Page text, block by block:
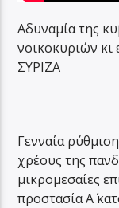
Αδυναμία της
νοικοκυριών κι
ΣΥΡΙΖΑ
Γενναία
χρέους της
μικρομεσαίες
προστασία Α΄